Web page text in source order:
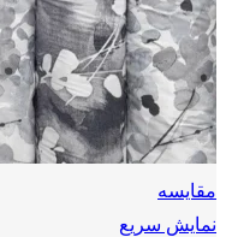
مقايسه
نمایش سریع